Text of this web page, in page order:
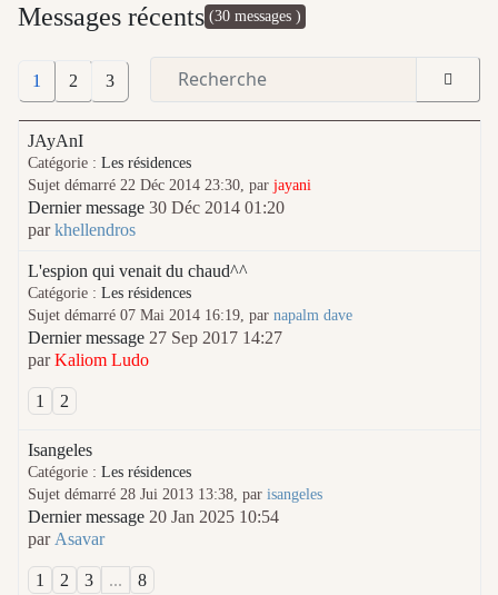
Messages récents (30 messages )
1 2 3
JAyAnI
Catégorie : Les résidences
Sujet démarré 22 Déc 2014 23:30, par jayani
Dernier message 30 Déc 2014 01:20
parkhellendros
L'espion qui venait du chaud^^
Catégorie : Les résidences
Sujet démarré 07 Mai 2014 16:19, par napalm dave
Dernier message 27 Sep 2017 14:27
parKaliom Ludo
1 2
Isangeles
Catégorie : Les résidences
Sujet démarré 28 Jui 2013 13:38, par isangeles
Dernier message 20 Jan 2025 10:54
par Asavar
1 2 3 ... 8